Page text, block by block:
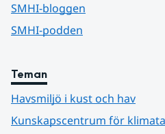
SMHI-bloggen
SMHI-podden
Teman
Havsmiljö i kust och hav
Kunskapscentrum för